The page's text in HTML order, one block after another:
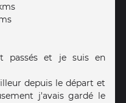
passés et je suis en
depuis le départ et
j'avais gardé le